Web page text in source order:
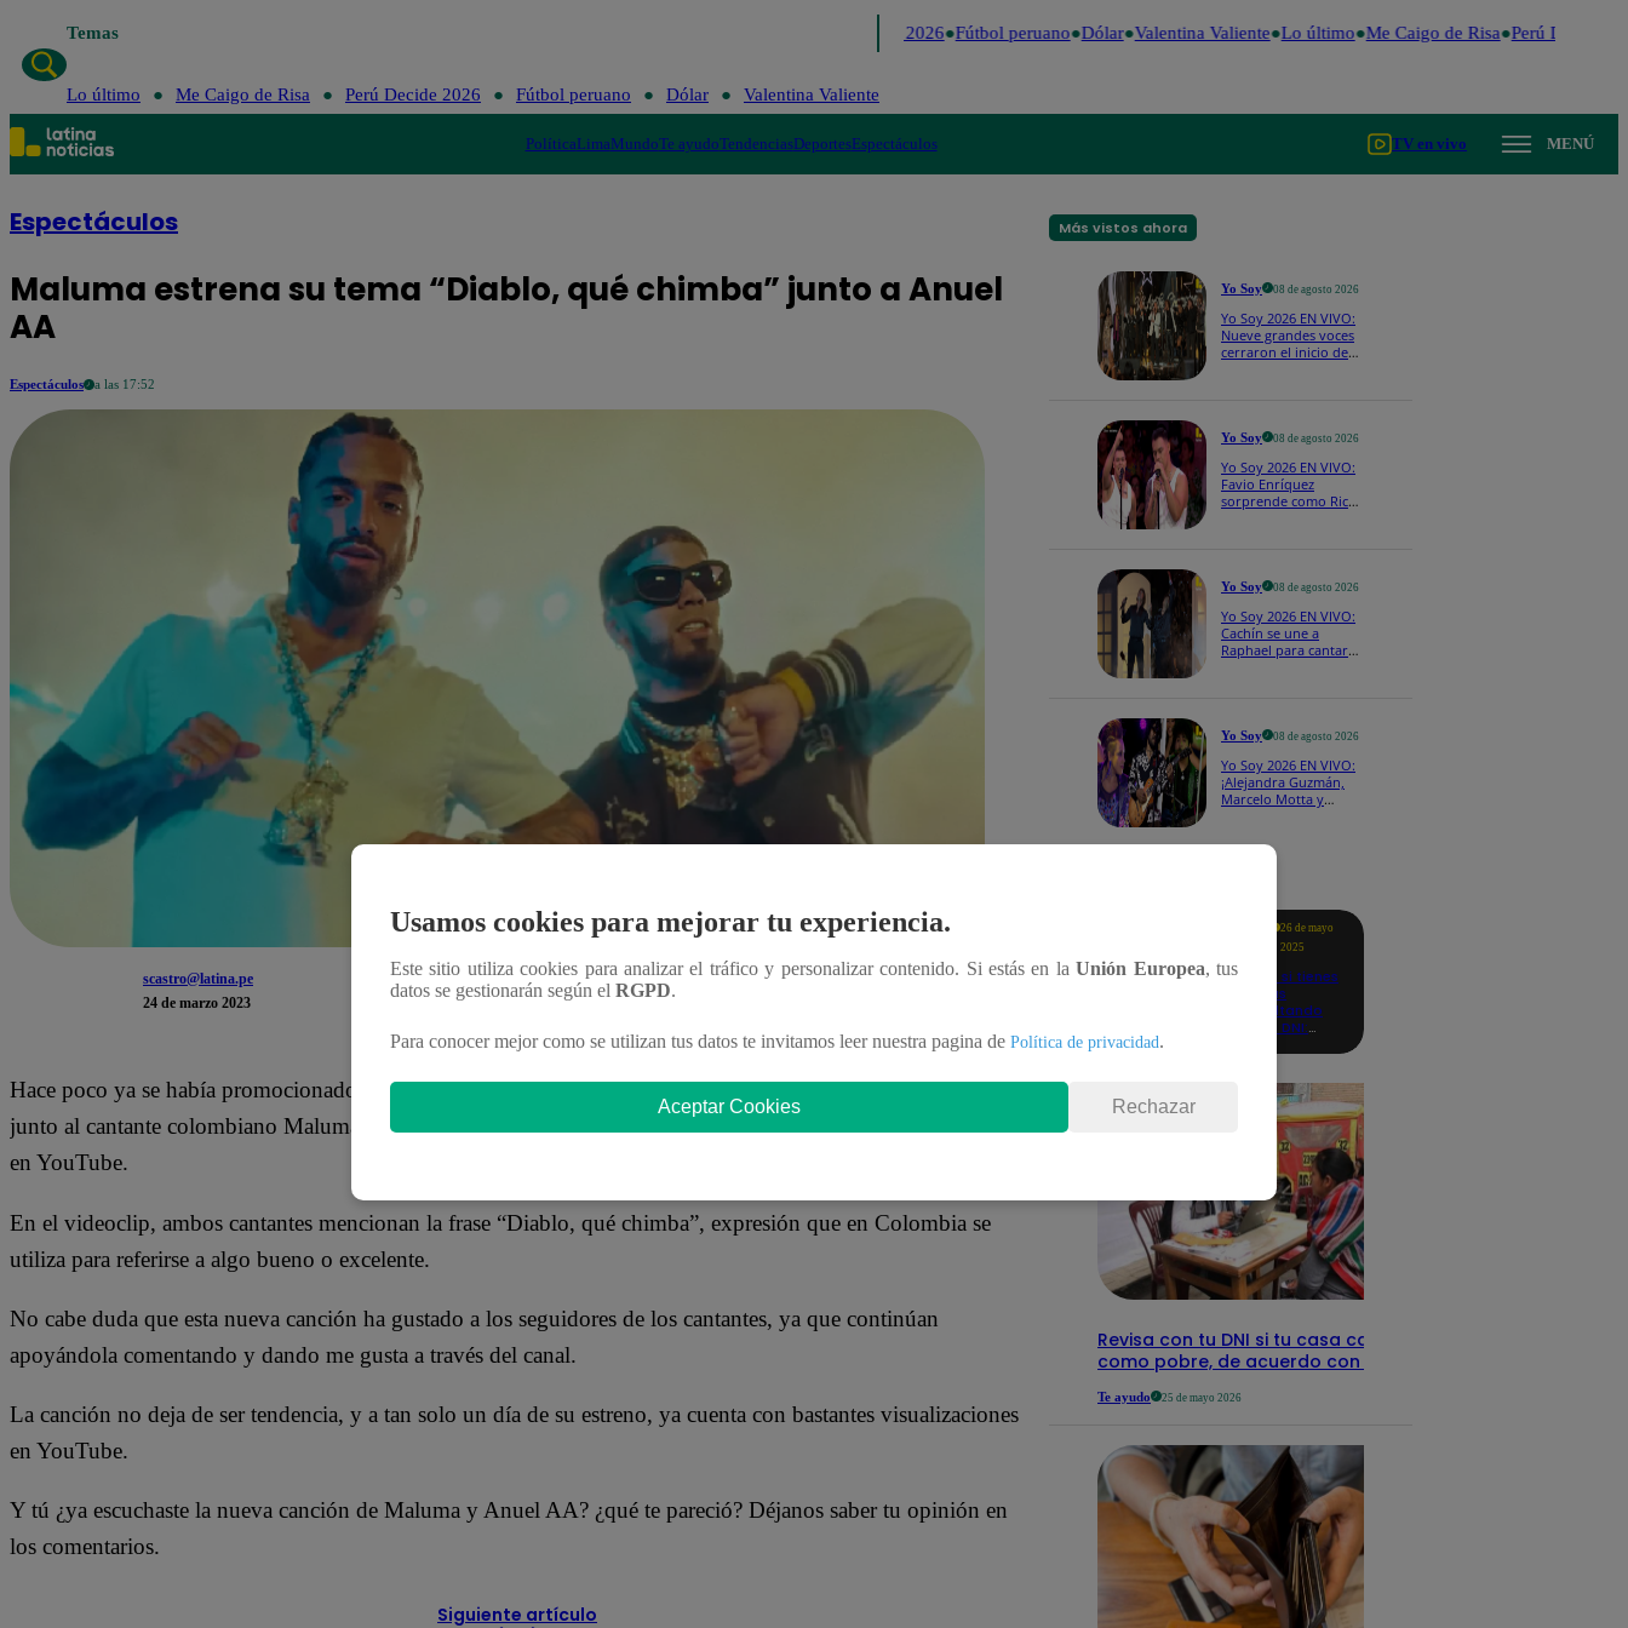
Temas Perú Decide 2026 Fútbol peruano Dólar Valentina Valiente Lo último Me Caigo de Risa Perú Decide
Lo último Me Caigo de Risa Perú Decide 2026 Fútbol peruano Dólar Valentina Valiente
PolíticaLimaMundoTe ayudoTendenciasDeportesEspectáculos TV en vivo MENÚ
Espectáculos
Maluma estrena su tema “Diablo, qué chimba” junto a Anuel
AA
Espectáculos a las 17:52
scastro@latina.pe
24 de marzo 2023
Hace poco ya se había promocionado que el cantante puertoriqueño sería parte de “Diablo, qué chimba”
junto al cantante colombiano Maluma. Ayer, finalmente, la canción se estrenó, buscando lograr ser tendencia
en YouTube.
En el videoclip, ambos cantantes mencionan la frase “Diablo, qué chimba”, expresión que en Colombia se
utiliza para referirse a algo bueno o excelente.
No cabe duda que esta nueva canción ha gustado a los seguidores de los cantantes, ya que continúan
apoyándola comentando y dando me gusta a través del canal.
La canción no deja de ser tendencia, y a tan solo un día de su estreno, ya cuenta con bastantes visualizaciones
en YouTube.
Y tú ¿ya escuchaste la nueva canción de Maluma y Anuel AA? ¿qué te pareció? Déjanos saber tu opinión en
los comentarios.
Siguiente artículo
Más vistos ahora
Yo Soy 08 de agosto 2026
Yo Soy 2026 EN VIVO:
Nueve grandes voces
cerraron el inicio de
Yo Soy 08 de agosto 2026
Yo Soy 2026 EN VIVO:
Favio Enríquez
sorprende como Ricky
Yo Soy 08 de agosto 2026
Yo Soy 2026 EN VIVO:
Cachín se une a
Raphael para cantar
Yo Soy 08 de agosto 2026
Yo Soy 2026 EN VIVO:
¡Alejandra Guzmán,
Marcelo Motta y
26 de mayo
2025
Revisa si tienes
deudas
consultando
con tu DNI:
Revisa con tu DNI si tu casa califica
como pobre, de acuerdo con el Sisfoh
Te ayudo 25 de mayo 2026
Usamos cookies para mejorar tu experiencia.
Este sitio utiliza cookies para analizar el tráfico y personalizar contenido. Si estás en laUnión Europea, tus
datos se gestionarán según el RGPD.
Para conocer mejor como se utilizan tus datos te invitamos leer nuestra pagina de Política de privacidad.
Aceptar Cookies Rechazar